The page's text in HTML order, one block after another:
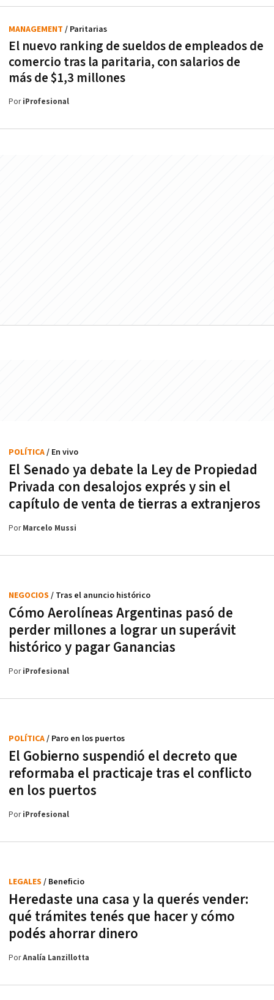
El nuevo ranking de sueldos de empleados de
comercio tras la paritaria, con salarios de
más de $1,3 millones
MANAGEMENT / Paritarias
PoriProfesional
El Senado ya debate la Ley de Propiedad
Privada con desalojos exprés y sin el
capítulo de venta de tierras a extranjeros
POLÍTICA/ En vivo
PorMarcelo Mussi
Cómo Aerolíneas Argentinas pasó de
perder millones a lograr un superávit
histórico y pagar Ganancias
NEGOCIOS / Tras el anuncio histórico
PoriProfesional
El Gobierno suspendió el decreto que
reformaba el practicaje tras el conflicto
en los puertos
POLÍTICA/ Paro en los puertos
PoriProfesional
Heredaste una casa y la querés vender:
qué trámites tenés que hacer y cómo
podés ahorrar dinero
LEGALES / Beneficio
PorAnalía Lanzillotta